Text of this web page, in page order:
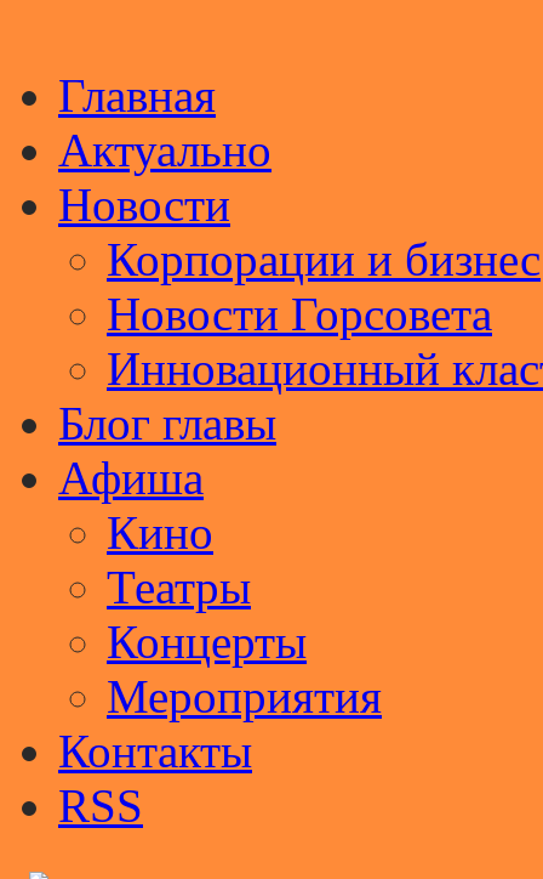
Главная
Актуально
Новости
Корпорации и бизнес
Новости Горсовета
Инновационный
Блог главы
Афиша
Кино
Театры
Концерты
Мероприятия
Контакты
RSS